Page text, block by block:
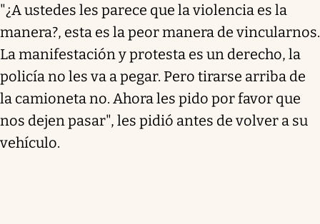
"¿A ustedes les parece que la violencia es la
manera?, esta es la peor manera de vincularnos.
La manifestación y protesta es un derecho, la
policía no les va a pegar. Pero tirarse arriba de
la camioneta no. Ahora les pido por favor que
nos dejen pasar", les pidió antes de volver a su
vehículo.